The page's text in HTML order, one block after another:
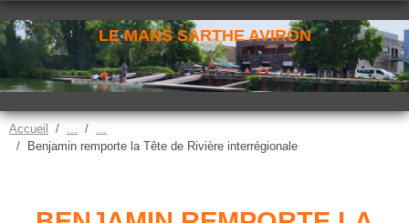
LE MANS SARTHE AVIRON
Accueil
Benjamin remporte la Tête de Rivière interrégionale